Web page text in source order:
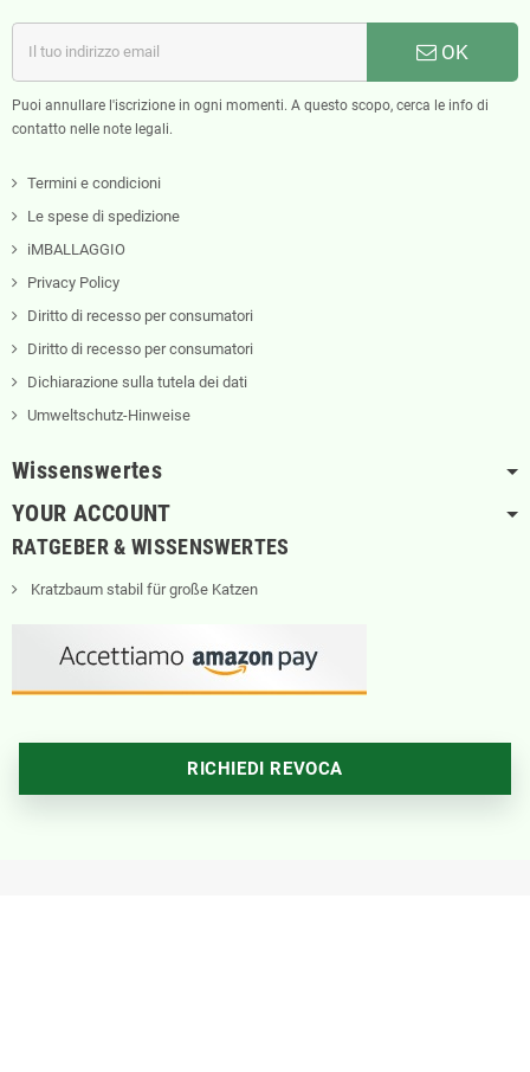
OK
Puoi annullare l'iscrizione in ogni momenti. A questo scopo, cerca le info di
contatto nelle note legali.
Termini e condicioni
Le spese di spedizione
iMBALLAGGIO
Privacy Policy
Diritto di recesso per consumatori
Diritto di recesso per consumatori
Dichiarazione sulla tutela dei dati
Umweltschutz-Hinweise
Wissenswertes
YOUR ACCOUNT
RATGEBER & WISSENSWERTES
Kratzbaum stabil für große Katzen
RICHIEDI REVOCA